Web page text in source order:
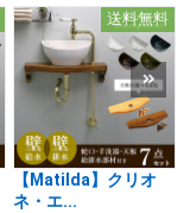
送料無料
【Matilda】クリオ
ネ・エ...